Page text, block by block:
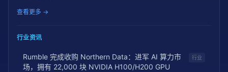
查看更多 →
行业资讯
Rumble 完成收购 Northern Data：进军 AI 算力市
场，拥有 22,000 块 NVIDIA H100/H200 GPU
行业